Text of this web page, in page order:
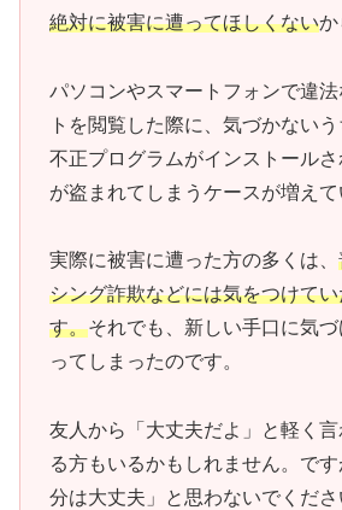
絶対に被害に遭ってほしくないか
パソコンやスマートフォンで違
トを閲覧した際に、気づかない
不正プログラムがインストール
が盗まれてしまうケースが増えて
実際に被害に遭った方の多くは、
シング詐欺などには気をつけて
す。それでも、新しい手口に気
ってしまったのです。
友人から「大丈夫だよ」と軽く
る方もいるかもしれません。で
分は大丈夫」と思わないでくださ